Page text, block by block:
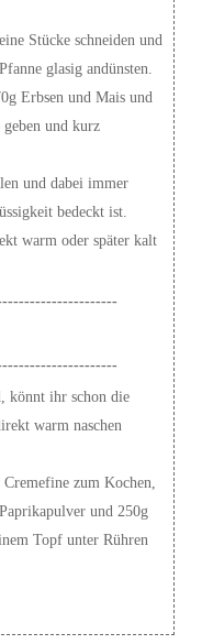
Stücke schneiden und
glasig andünsten.
Erbsen und Mais und
geben und kurz
und dabei immer
bedeckt ist.
warm oder später kalt
könnt ihr schon die
warm naschen
zum Kochen,
und 250g
Topf unter Rühren